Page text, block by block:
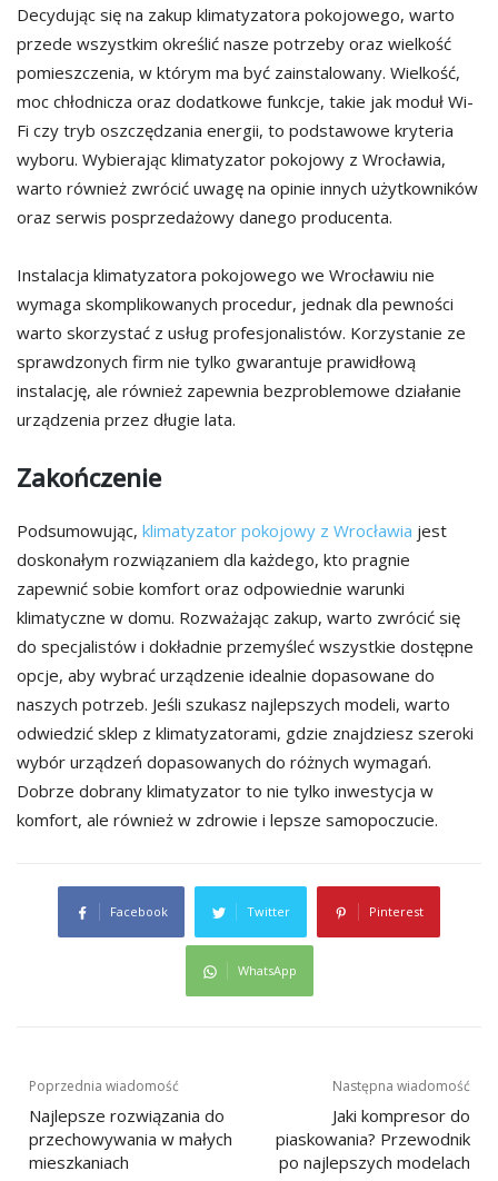
Decydując się na zakup klimatyzatora pokojowego, warto
przede wszystkim określić nasze potrzeby oraz wielkość
pomieszczenia, w którym ma być zainstalowany. Wielkość,
moc chłodnicza oraz dodatkowe funkcje, takie jak moduł Wi-
Fi czy tryb oszczędzania energii, to podstawowe kryteria
wyboru. Wybierając klimatyzator pokojowy z Wrocławia,
warto również zwrócić uwagę na opinie innych użytkowników
oraz serwis posprzedażowy danego producenta.
Instalacja klimatyzatora pokojowego we Wrocławiu nie
wymaga skomplikowanych procedur, jednak dla pewności
warto skorzystać z usług profesjonalistów. Korzystanie ze
sprawdzonych firm nie tylko gwarantuje prawidłową
instalację, ale również zapewnia bezproblemowe działanie
urządzenia przez długie lata.
Zakończenie
Podsumowując, klimatyzator pokojowy z Wrocławia jest
doskonałym rozwiązaniem dla każdego, kto pragnie
zapewnić sobie komfort oraz odpowiednie warunki
klimatyczne w domu. Rozważając zakup, warto zwrócić się
do specjalistów i dokładnie przemyśleć wszystkie dostępne
opcje, aby wybrać urządzenie idealnie dopasowane do
naszych potrzeb. Jeśli szukasz najlepszych modeli, warto
odwiedzić sklep z klimatyzatorami, gdzie znajdziesz szeroki
wybór urządzeń dopasowanych do różnych wymagań.
Dobrze dobrany klimatyzator to nie tylko inwestycja w
komfort, ale również w zdrowie i lepsze samopoczucie.
Facebook Twitter Pinterest
WhatsApp
Nawigacja
wpisu
Poprzednia wiadomość
Najlepsze rozwiązania do
przechowywania w małych
mieszkaniach
Następna wiadomość
Jaki kompresor do
piaskowania? Przewodnik
po najlepszych modelach